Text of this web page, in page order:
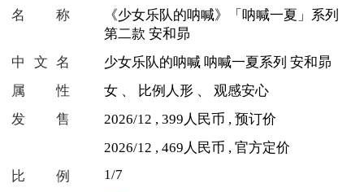
名称
《少女乐队的呐喊》「呐喊一夏」系列
第二款 安和昴
中文名
少女乐队的呐喊 呐喊一夏系列 安和昴
属性
女、 比例人形、 观感安心
发售
2026/12 , 399人民币 , 预订价
2026/12 , 469人民币 , 官方定价
比例
1/7